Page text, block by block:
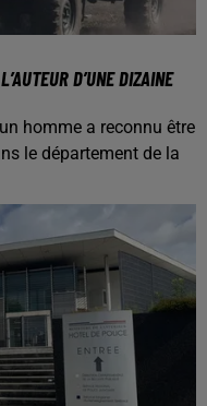
D’UNE DIZAINE
homme a reconnu être
le département de la